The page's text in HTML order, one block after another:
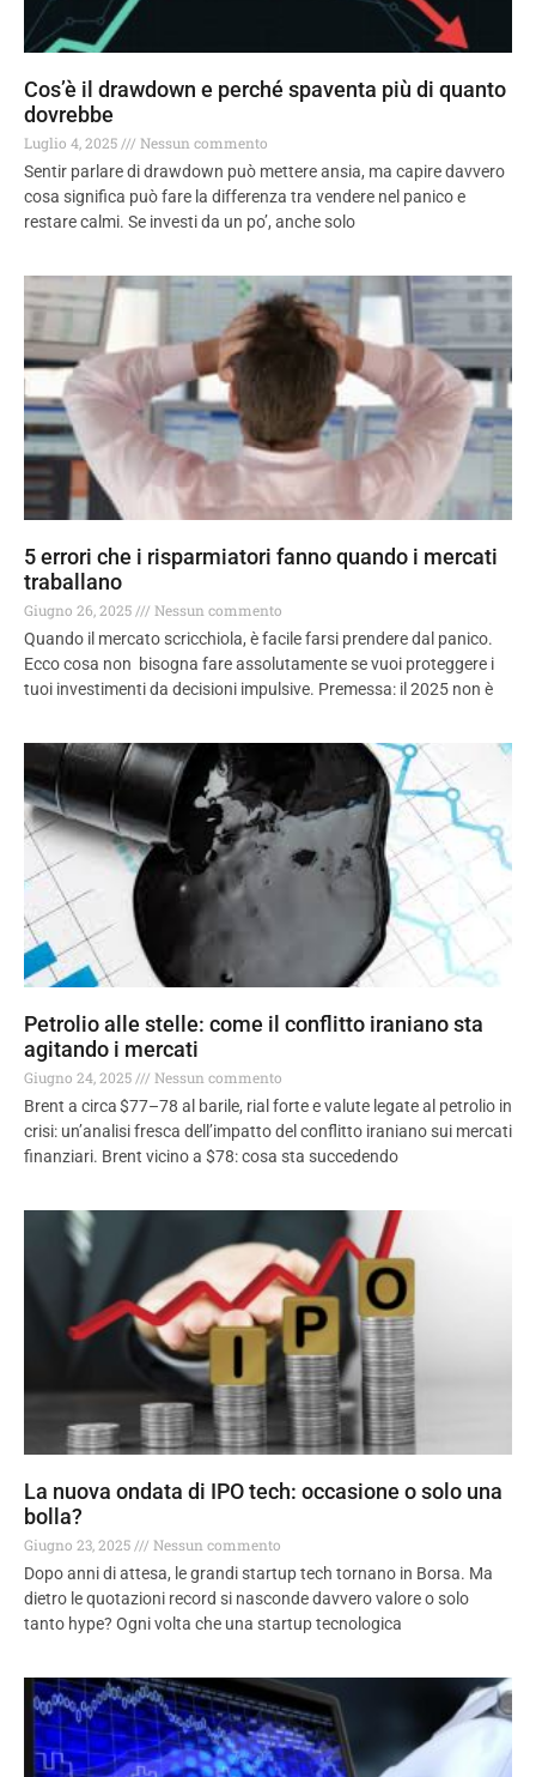
Cos’è il drawdown e perché spaventa più di quanto
dovrebbe
Luglio 4, 2025
Nessun commento
Sentir parlare di drawdown può mettere ansia, ma capire davvero
cosa significa può fare la differenza tra vendere nel panico e
restare calmi. Se investi da un po’, anche solo
5 errori che i risparmiatori fanno quando i mercati
traballano
Giugno 26, 2025
Nessun commento
Quando il mercato scricchiola, è facile farsi prendere dal panico.
Ecco cosa non bisogna fare assolutamente se vuoi proteggere i
tuoi investimenti da decisioni impulsive. Premessa: il 2025 non è
Petrolio alle stelle: come il conflitto iraniano sta
agitando i mercati
Giugno 24, 2025
Nessun commento
Brent a circa $77–78 al barile, rial forte e valute legate al petrolio in
crisi: un’analisi fresca dell’impatto del conflitto iraniano sui mercati
finanziari. Brent vicino a $78: cosa sta succedendo
La nuova ondata di IPO tech: occasione o solo una
bolla?
Giugno 23, 2025
Nessun commento
Dopo anni di attesa, le grandi startup tech tornano in Borsa. Ma
dietro le quotazioni record si nasconde davvero valore o solo
tanto hype? Ogni volta che una startup tecnologica